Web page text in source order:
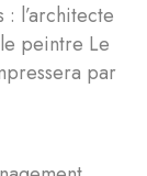
l’architecte
peintre Le
par